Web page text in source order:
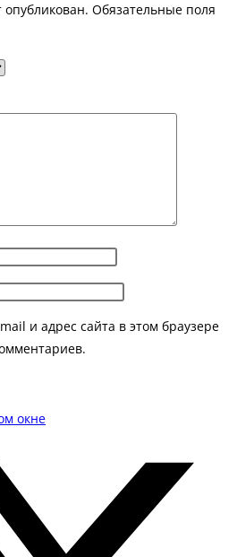
Обязательные поля
и адрес сайта в этом браузере
окне